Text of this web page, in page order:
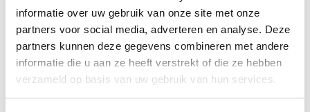
informatie over uw gebruik van onze site met onze
partners voor social media, adverteren en analyse. Deze
partners kunnen deze gegevens combineren met andere
informatie die u aan ze heeft verstrekt of die ze hebben
verzameld op basis van uw gebruik van hun services.
investeerders. Maak hier vooral schriftelijke
afspraken over.
Management buy-out als